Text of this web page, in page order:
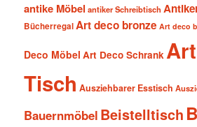
antike Möbel antiker Schreibtisch
BücherregalArt deco bronze Art deco
Deco Möbel Art Deco Schrank
Tisch Ausziehbarer Esstisch
Bauernmöbel Beistelltisch